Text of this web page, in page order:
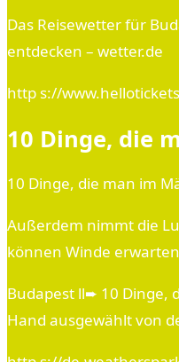
Das Reisewetter für
entdecken – wetter.de
http s://
10 Dinge, die
10 Dinge, die man im
Außerdem nimmt die
können Winde
Budapest ll➨ 10 Dinge,
Hand ausgewählt von